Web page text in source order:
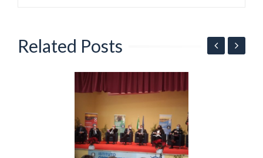
Related Posts